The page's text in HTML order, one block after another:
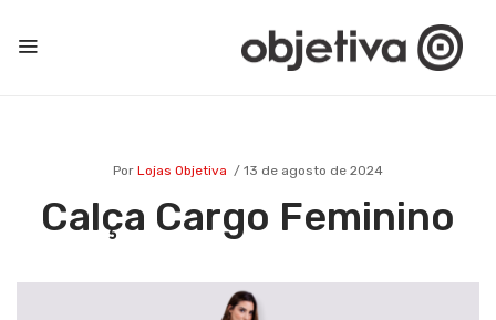
Por Lojas Objetiva 13 de agosto de 2024
Calça Cargo Feminino